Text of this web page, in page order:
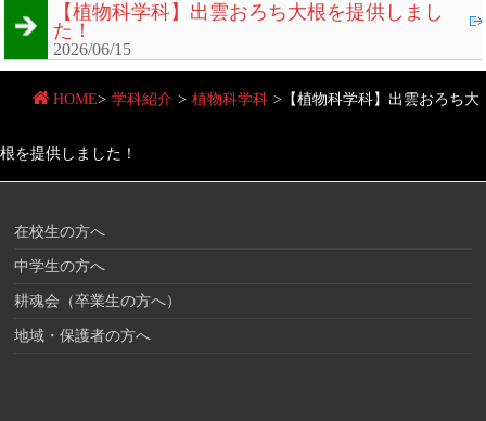
【植物科学科】出雲おろち大根を提供しまし
た！
2026/06/15
HOME> 学科紹介 > 植物科学科 > 【植物科学科】出雲おろち大
根を提供しました！
在校生の方へ
中学生の方へ
耕魂会（卒業生の方へ）
地域・保護者の方へ